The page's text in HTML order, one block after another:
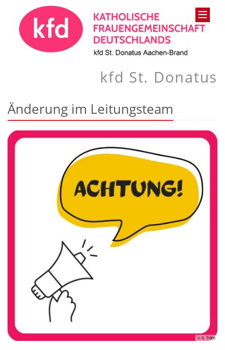
kfd St. Donatus
Änderung im Leitungsteam
© S. Tröbs